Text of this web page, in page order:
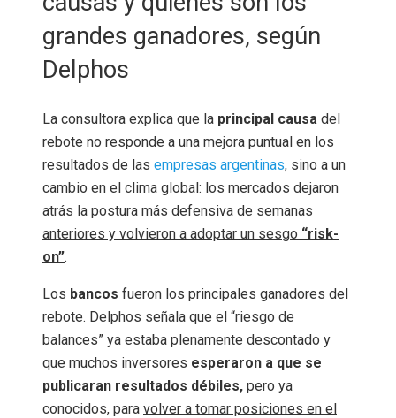
grandes ganadores, según
Delphos
La consultora explica que la principal causa del
rebote no responde a una mejora puntual en los
resultados de las empresas argentinas, sino a un
cambio en el clima global: los mercados dejaron
atrás la postura más defensiva de semanas
anteriores y volvieron a adoptar un sesgo “risk-
on”.
Los bancos fueron los principales ganadores del
rebote. Delphos señala que el “riesgo de
balances” ya estaba plenamente descontado y
que muchos inversores esperaron a que se
publicaran resultados débiles, pero ya
conocidos, para volver a tomar posiciones en el